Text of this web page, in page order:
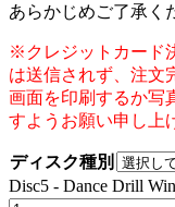
あらかじめご了承く
※クレジットカード
は送信されず、注文
画面を印刷するか写
すようお願い申し上
ディスク種別
Disc5 - Dance Drill